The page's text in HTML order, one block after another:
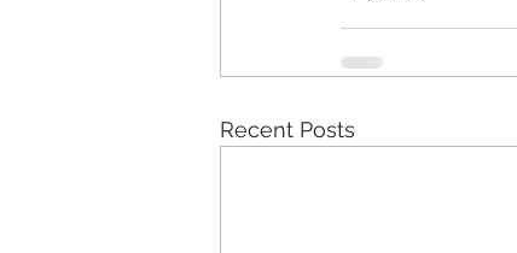
Recent Posts